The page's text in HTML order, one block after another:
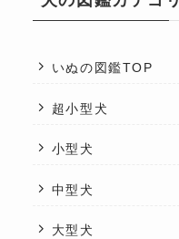
いぬの図鑑TOP
超小型犬
小型犬
中型犬
大型犬